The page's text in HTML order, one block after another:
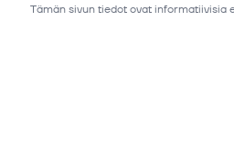
Tämän sivun tiedot ovat informatiivisia